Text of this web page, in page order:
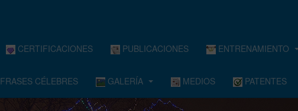
CERTIFICACIONES PUBLICACIONES ENTRENAMIENTO
FRASES CÉLEBRES GALERÍA MEDIOS PATENTES